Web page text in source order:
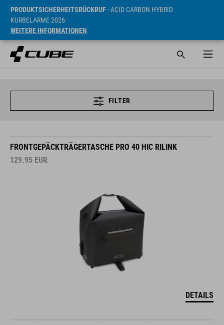
PRODUKTSICHERHEITSRÜCKRUF- ACID CARBON HYBRID
KURBELARME 2026
WEITERE INFORMATIONEN
FILTER
FRONTGEPÄCKTRÄGERTASCHE PRO 40 HIC RILINK
129.95 EUR
DETAILS